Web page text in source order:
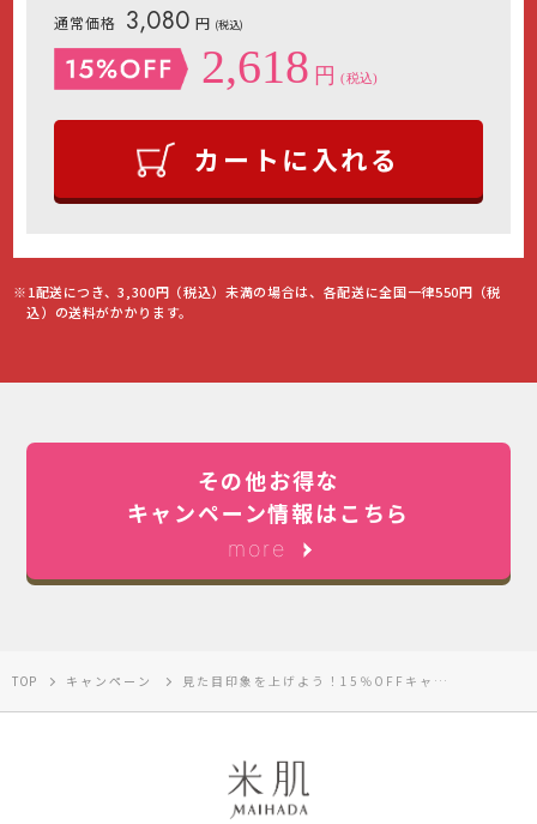
通常価格 3,080 円 (税込)
2,618 円 (税込)
カートに入れる
※1配送につき、3,300円（税込）未満の場合は、各配送に全国一律550円（税
込）の送料がかかります。
その他お得な
キャンペーン情報はこちら
more
TOP キャンペーン 見た目印象を上げよう！15％OFFキャンペーン